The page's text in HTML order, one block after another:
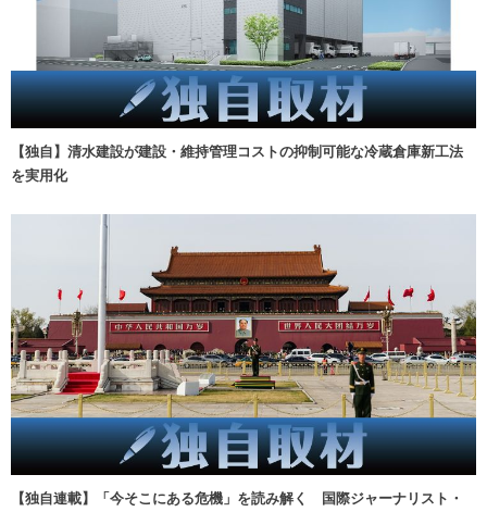
【独自】清水建設が建設・維持管理コストの抑制可能な冷蔵倉庫新工法
を実用化
【独自連載】「今そこにある危機」を読み解く 国際ジャーナリスト・